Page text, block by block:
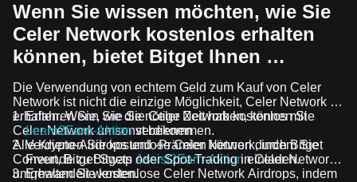
Wenn Sie wissen möchten, wie Sie
Celer Network kostenlos erhalten
können, bietet Bitget Ihnen …
Die Verwendung von echtem Geld zum Kauf von Celer
Network ist nicht die einzige Möglichkeit, Celer Network zu
erhalten. Wenn Sie die nötige Zeit haben, können Sie
Celer Network umsonst bekommen.
Erfahren Sie, wie Sie Celer Network kostenlos mit
Learn2Earn-Aktionverdienen
Verdienen Sie kostenlose Celer Network, indem Sie
Freunde zu Bitgets Assist2Earn-Aktioneinladen.
Erhalten Sie kostenlose Celer Network Airdrops, indem
Alle Krypto-Airdrops und -Prämien können durch Bitget
Convert, Bitget Swap oder Spot-Trading in Celer Network
umgewandelt werden.